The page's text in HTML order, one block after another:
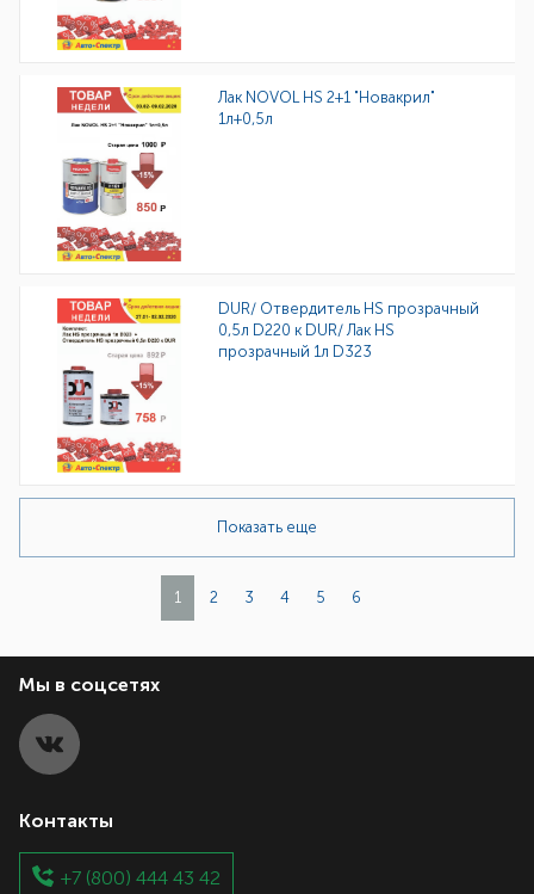
Лак NOVOL HS 2+1 "Новакрил"
1л+0,5л
DUR/ Отвердитель HS прозрачный
0,5л D220 к DUR/ Лак HS
прозрачный 1л D323
Показать еще
1 2 3 4 5 6
Мы в соцсетях
Контакты
+7 (800) 444 43 42